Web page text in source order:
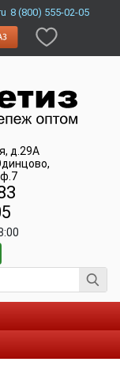
8 (800) 555-02-05
д.29А
,